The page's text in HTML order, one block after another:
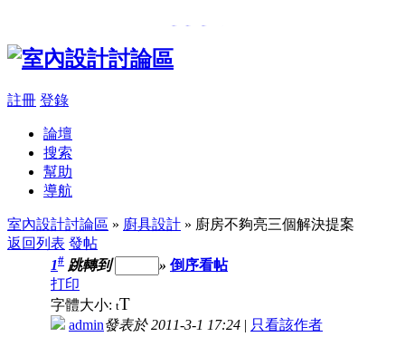
註冊 登錄
論壇
搜索
幫助
導航
室內設計討論區 » 廚具設計 » 廚房不夠亮三個解決提案
返回列表 發帖
1# 跳轉到 » 倒序看帖
打印
字體大小: tT
admin發表於 2011-3-1 17:24 | 只看該作者